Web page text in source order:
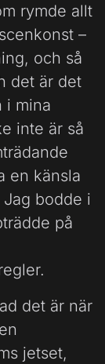
rymde allt
–
och så
det är det
i mina
inte är så
en känsla
bodde i
på
det är när
jetset,